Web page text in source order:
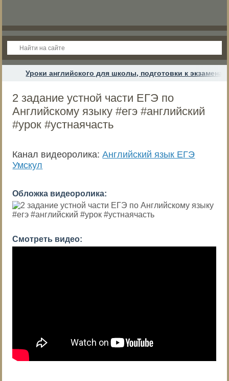
Уроки английского для школы, подготовки к
2 задание устной части ЕГЭ по
Английскому языку #егэ #английский
#урок #устнаячасть
Канал видеоролика:Английский язык ЕГЭ
Умскул
Обложка видеоролика:
Смотреть видео: